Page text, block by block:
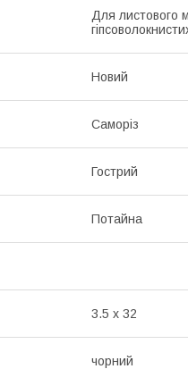
Для листового
Новий
Саморіз
Гострий
Потайна
3.5 х 32
чорний